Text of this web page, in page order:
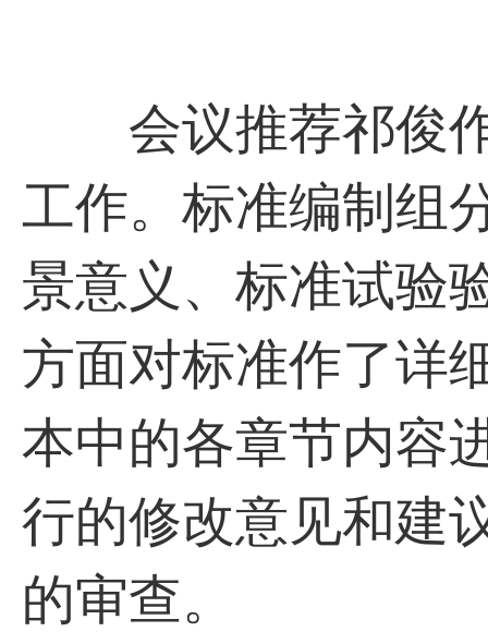
会议推荐祁俊作
工作。标准编制组
景意义、标准试验
方面对标准作了详
本中的各章节内容
行的修改意见和建
的审查。